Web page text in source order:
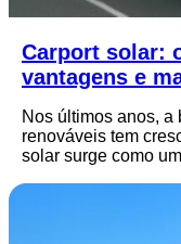
Carport solar:
vantagens e
Nos últimos anos, a
renováveis tem
solar surge como